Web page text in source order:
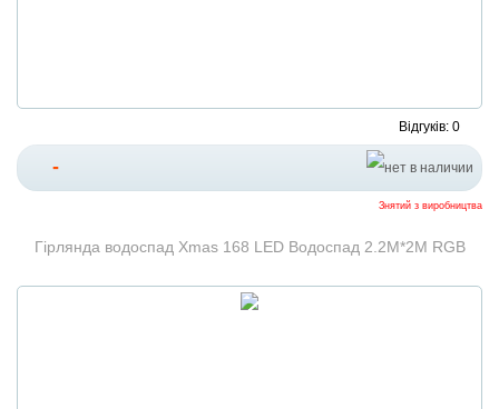
Відгуків: 0
-
Знятий з виробництва
Гірлянда водоспад Xmas 168 LED Водоспад 2.2M*2M RGB